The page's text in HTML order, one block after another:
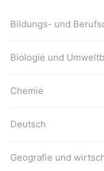
Bildungs- und
Biologie und
Chemie
Deutsch
Geografie und